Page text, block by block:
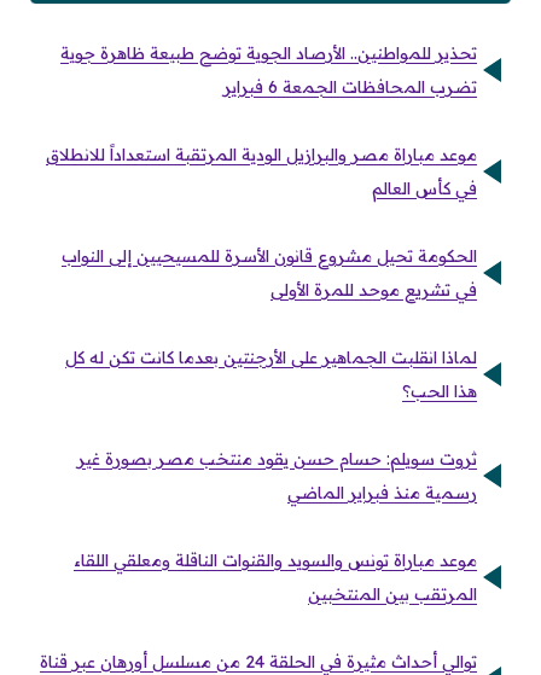
تحذير للمواطنين.. الأرصاد الجوية توضح طبيعة ظاهرة جوية
تضرب المحافظات الجمعة 6 فبراير
موعد مباراة مصر والبرازيل الودية المرتقبة استعداداً للانطلاق
في كأس العالم
الحكومة تحيل مشروع قانون الأسرة للمسيحيين إلى النواب
في تشريع موحد للمرة الأولى
لماذا انقلبت الجماهير على الأرجنتين بعدما كانت تكن له كل
هذا الحب؟
ثروت سويلم: حسام حسن يقود منتخب مصر بصورة غير
رسمية منذ فبراير الماضي
موعد مباراة تونس والسويد والقنوات الناقلة ومعلقي اللقاء
المرتقب بين المنتخبين
توالي أحداث مثيرة في الحلقة 24 من مسلسل أورهان عبر قناة